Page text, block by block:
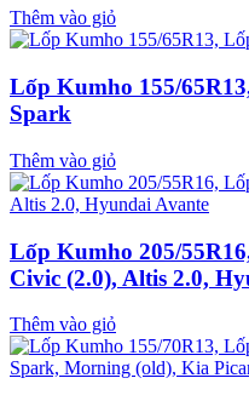
Thêm vào giỏ
Lốp Kumho 155/
Spark
Thêm vào giỏ
Lốp Kumho 205/
Civic (2.0), Altis 2.0,
Thêm vào giỏ